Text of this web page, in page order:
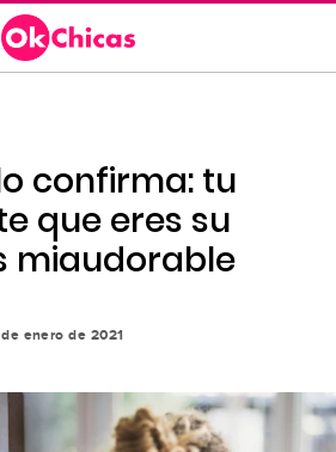
confirma: tu
que eres su
miaudorable
de enero de 2021